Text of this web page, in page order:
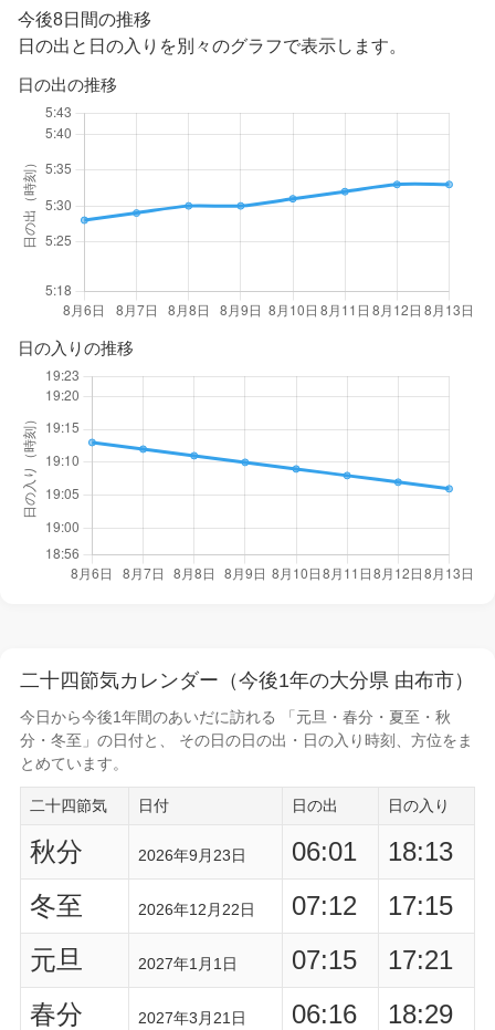
今後8日間の推移
日の出と日の入りを別々のグラフで表示します。
日の出の推移
日の入りの推移
二十四節気カレンダー（今後1年の大分県 由布市）
今日から今後1年間のあいだに訪れる 「元旦・春分・夏至・秋
分・冬至」の日付と、 その日の日の出・日の入り時刻
、方位をま
とめています。
二十四節気 日付 日の出 日の入り
秋分 2026年9月23日 06:01
18:13
冬至
2026年12月22日 07:12
17:15
元旦
2027年1月1日 07:15
17:21
春分
2027年3月21日 06:16
18:29